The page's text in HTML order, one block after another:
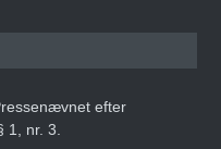
efter
1, nr. 3.